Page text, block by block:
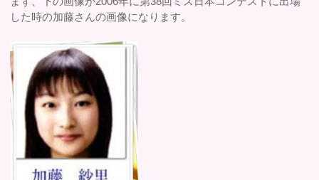
した時の加藤さんの画像になります。